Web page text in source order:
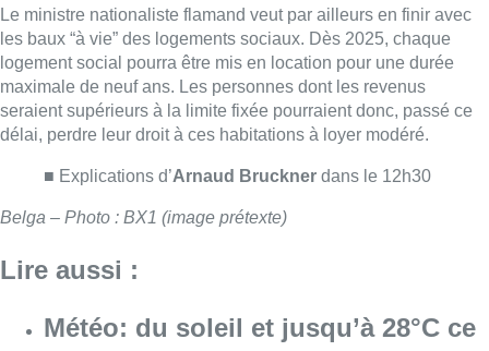
Météo: du soleil et jusqu’à 28°C ce
samedi, l’avertissement jaune à la
chaleur activé